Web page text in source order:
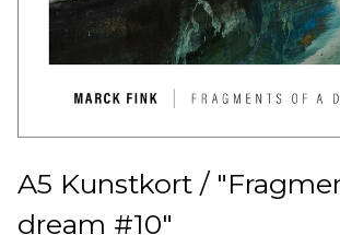
A5 Kunstkort /
dream #10"